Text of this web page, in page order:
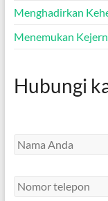
Menghadirkan
Menemukan
Hubungi